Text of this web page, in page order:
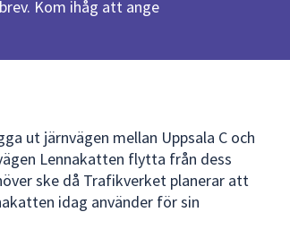
Kom ihåg att ange
ut järnvägen mellan Uppsala C och
Lennakatten flytta från dess
ske då Trafikverket planerar att
idag använder för sin